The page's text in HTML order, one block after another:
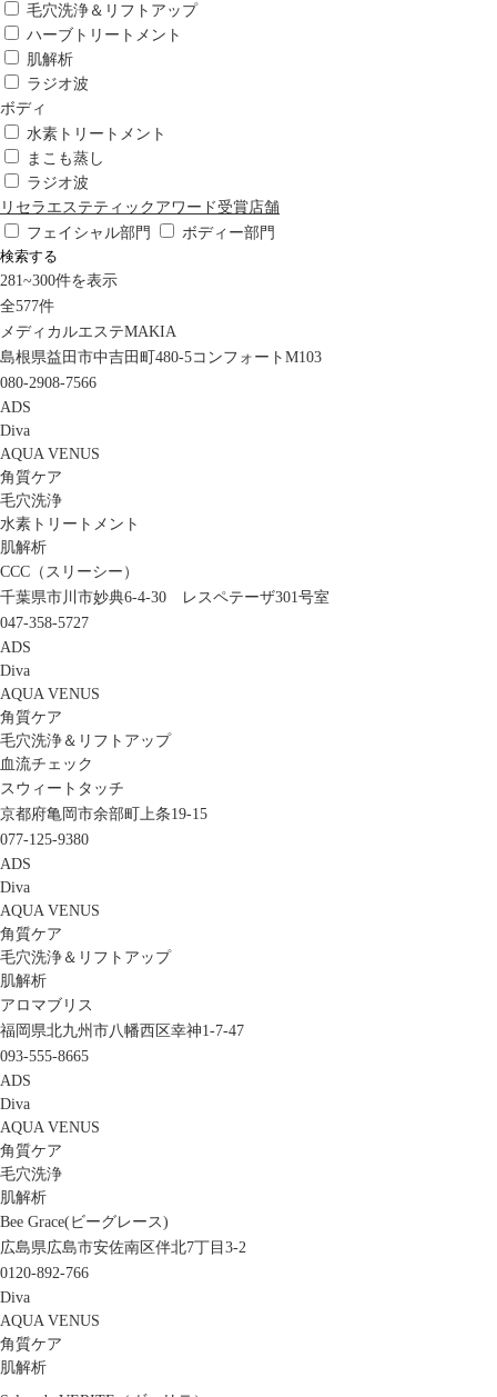
毛穴洗浄＆リフトアップ
ハーブトリートメント
肌解析
ラジオ波
ボディ
水素トリートメント
まこも蒸し
ラジオ波
リセラエステティックアワード受賞店舗
フェイシャル部門
ボディー部門
検索する
281~300件を表示
全577件
メディカルエステMAKIA
島根県益田市中吉田町480‐5コンフォートM103
080-2908-7566
ADS
Diva
AQUA VENUS
角質ケア
毛穴洗浄
水素トリートメント
肌解析
CCC（スリーシー）
千葉県市川市妙典6-4-30 レスペテーザ301号室
047-358-5727
ADS
Diva
AQUA VENUS
角質ケア
毛穴洗浄＆リフトアップ
血流チェック
スウィートタッチ
京都府亀岡市余部町上条19-15
077-125-9380
ADS
Diva
AQUA VENUS
角質ケア
毛穴洗浄＆リフトアップ
肌解析
アロマブリス
福岡県北九州市八幡西区幸神1-7-47
093-555-8665
ADS
Diva
AQUA VENUS
角質ケア
毛穴洗浄
肌解析
Bee Grace(ビーグレース)
広島県広島市安佐南区伴北7丁目3-2
0120-892-766
Diva
AQUA VENUS
角質ケア
肌解析